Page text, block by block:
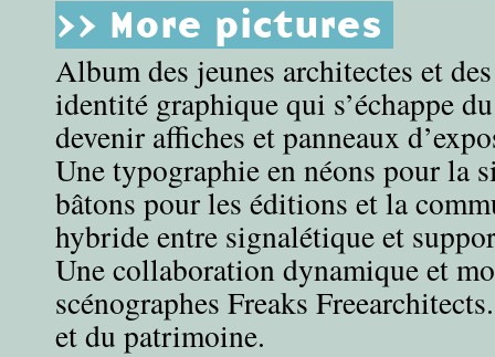
>> More pictures
Album des jeunes architectes et
identité graphique qui s’échappe
devenir affiches et panneaux
Une typographie en néons pour la
bâtons pour les éditions et la
hybride entre signalétique et
Une collaboration dynamique et
scénographes Freaks
et du patrimoine.